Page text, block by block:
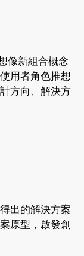
像新組合概念
用者角色推想
方向、解決方
出的解決方案
原型，啟發創